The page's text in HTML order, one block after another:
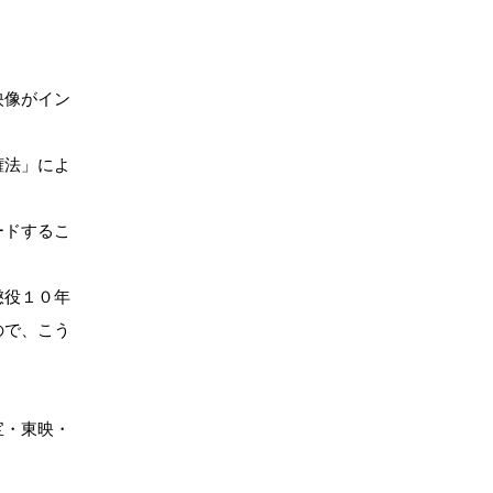
がイン
」によ
するこ
役１０年
、こう
東映・